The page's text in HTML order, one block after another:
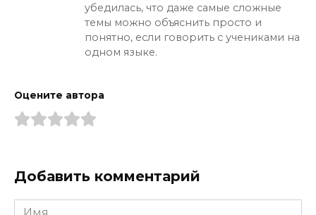
убедилась, что даже самые сложные
темы можно объяснить просто и
понятно, если говорить с учениками на
одном языке.
Оцените автора
Добавить комментарий
Имя